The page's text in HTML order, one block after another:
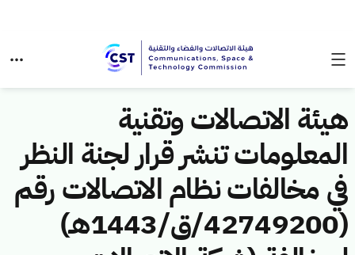
هيئة الاتصالات وتقنية
المعلومات تنشر قرار لجنة النظر
في مخالفات نظام الاتصالات رقم
(42749200/ق/1443هـ)